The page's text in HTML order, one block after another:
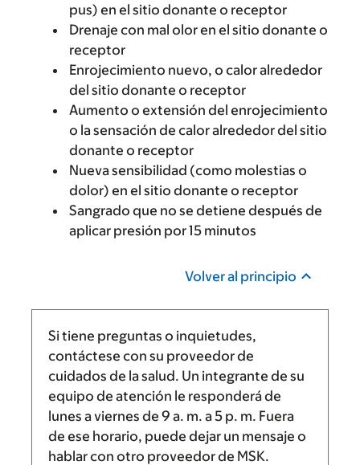
pus) en el sitio donante o receptor
Drenaje con mal olor en el sitio donante o
receptor
Enrojecimiento nuevo, o calor alrededor
del sitio donante o receptor
Aumento o extensión del enrojecimiento
o la sensación de calor alrededor del sitio
donante o receptor
Nueva sensibilidad (como molestias o
dolor) en el sitio donante o receptor
Sangrado que no se detiene después de
aplicar presión por 15 minutos
Volver al principio
Si tiene preguntas o inquietudes,
contáctese con su proveedor de
cuidados de la salud. Un integrante de su
equipo de atención le responderá de
lunes a viernes de 9 a. m. a5 p. m. Fuera
de ese horario, puede dejar un mensaje o
hablar con otro proveedor de MSK.